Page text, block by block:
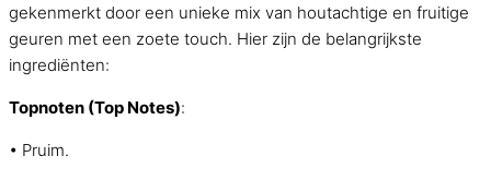
gekenmerkt door een unieke mix van houtachtige en fruitige
geuren met een zoete touch. Hier zijn de belangrijkste
ingrediënten:
Topnoten (Top Notes):
• Pruim.